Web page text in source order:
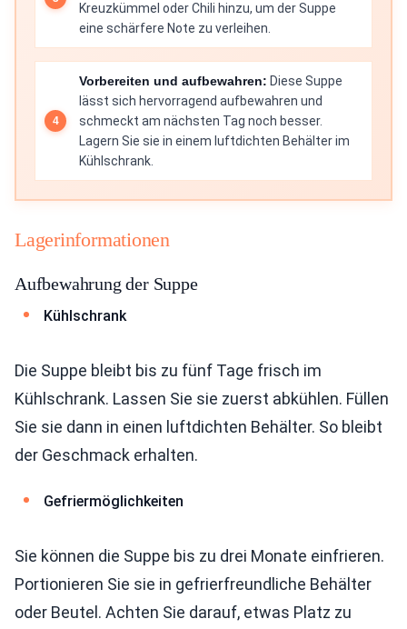
Kreuzkümmel oder Chili hinzu, um der Suppe
eine schärfere Note zu verleihen.
Vorbereiten und aufbewahren: Diese Suppe
lässt sich hervorragend aufbewahren und
schmeckt am nächsten Tag noch besser.
Lagern Sie sie in einem luftdichten Behälter im
Kühlschrank.
Lagerinformationen
Aufbewahrung der Suppe
Kühlschrank
Die Suppe bleibt bis zu fünf Tage frisch im
Kühlschrank. Lassen Sie sie zuerst abkühlen. Füllen
Sie sie dann in einen luftdichten Behälter. So bleibt
der Geschmack erhalten.
Gefriermöglichkeiten
Sie können die Suppe bis zu drei Monate einfrieren.
Portionieren Sie sie in gefrierfreundliche Behälter
oder Beutel. Achten Sie darauf, etwas Platz zu